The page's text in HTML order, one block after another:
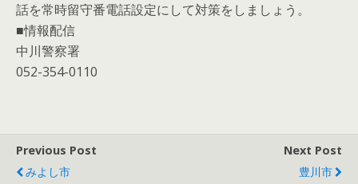
話を常時留守番電話設定にして対策をしましょう。
■情報配信
中川警察署
052-354-0110
Previous Post
みよし市
Next Post
豊川市